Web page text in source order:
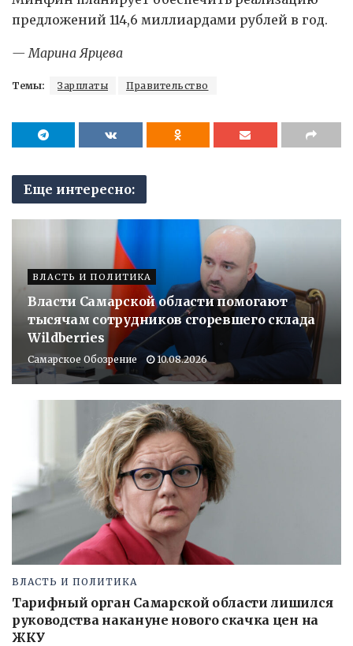
предложений 114,6 миллиардами рублей в год.
— Марина Ярцева
Темы: Зарплаты Правительство
Еще интересно:
ВЛАСТЬ И ПОЛИТИКА
Власти Самарской области помогают
тысячам сотрудников сгоревшего склада
Wildberries
Самарское Обозрение 10.08.2026
ВЛАСТЬ И ПОЛИТИКА
Тарифный орган Самарской области лишился
руководства накануне нового скачка цен на
ЖКУ